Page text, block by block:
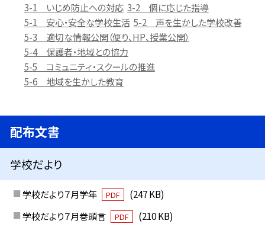
3-1 いじめ防止への対応 3-2 個に応じた指導
5-1 安心・安全な学校生活 5-2 声を生かした学校改善
5-3 適切な情報公開（便り、HP、授業公開）
5-4 保護者・地域との協力
5-5 コミュニティ・スクールの推進
5-6 地域を生かした教育
配布文書
学校だより
学校だより７月学年 PDF
(247 KB)
学校だより７月巻頭言
PDF
(210 KB)